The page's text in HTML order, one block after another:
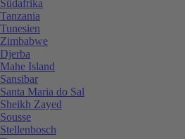
Südafrika
Tanzania
Tunesien
Zimbabwe
Djerba
Mahe Island
Sansibar
Santa Maria do Sal
Sheikh Zayed
Sousse
Stellenbosch